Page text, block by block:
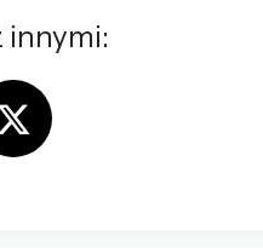
innymi: